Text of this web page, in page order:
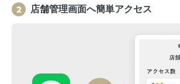
店舗管理画面へ簡単アクセス